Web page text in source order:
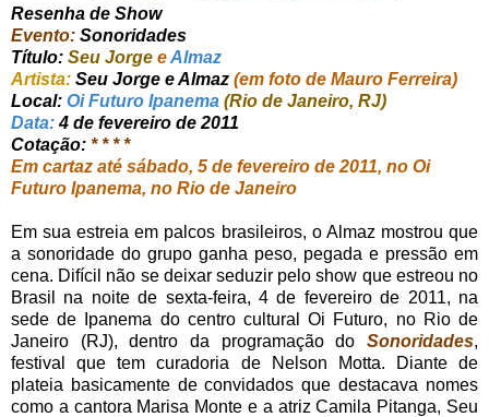
Resenha de Show
Evento: Sonoridades
Título: Seu Jorge eAlmaz
Artista: Seu Jorge e Almaz (em foto de Mauro Ferreira)
Local: Oi Futuro Ipanema (Rio de Janeiro, RJ)
Data:4 de fevereiro de 2011
Cotação: * * * *
Em cartaz até sábado, 5 de fevereiro de 2011, no Oi
Futuro Ipanema, no Rio de Janeiro
Em sua estreia em palcos brasileiros, o Almaz mostrou que
a sonoridade do grupo ganha peso, pegada e pressão em
cena. Difícil não se deixar seduzir pelo show que estreou no
Brasil na noite de sexta-feira, 4 de fevereiro de 2011, na
sede de Ipanema do centro cultural Oi Futuro, no Rio de
Janeiro (RJ), dentro da programação do Sonoridades,
festival que tem curadoria de Nelson Motta. Diante de
plateia basicamente de convidados que destacava nomes
como a cantora Marisa Monte e a atriz Camila Pitanga, Seu